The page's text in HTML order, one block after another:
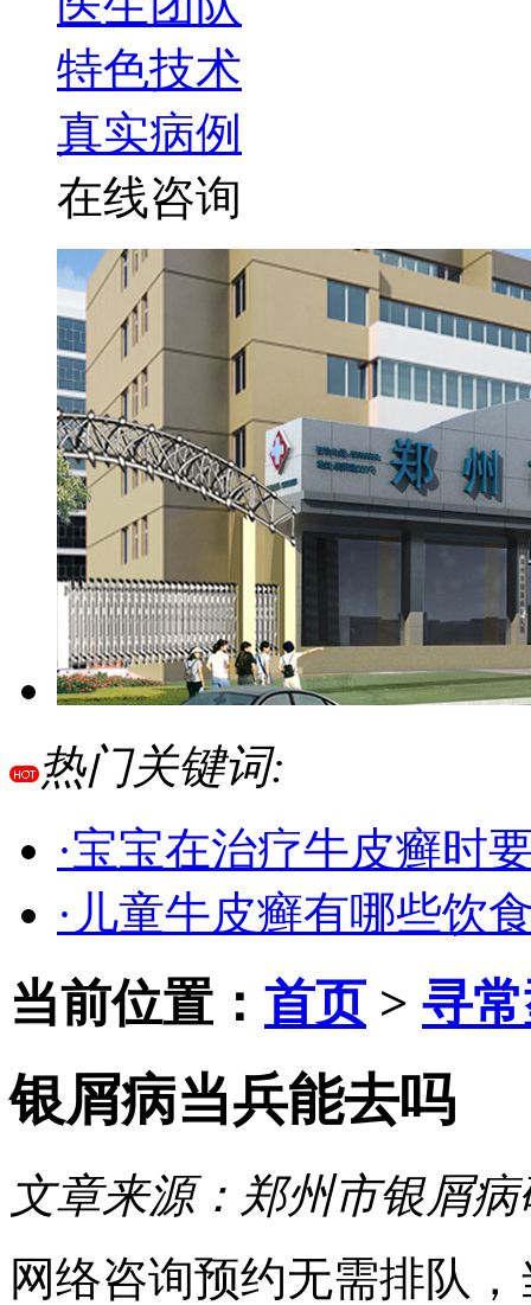
特色技术
真实病例
在线咨询
热门关键词:
·宝宝在治疗牛皮癣时
·儿童牛皮癣有哪些饮
当前位置： 首页> 寻
银屑病当兵能去吗
文章来源： 郑州市银屑
网络咨询预约无需排队